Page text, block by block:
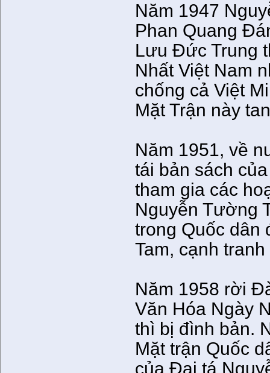
Năm 1947
Phan Quang
Lưu Đức Trung
Nhất Việt Nam
chống cả Việt
Mặt Trận này
Năm 1951, về
tái bản sách
tham gia các
Nguyễn Tường
trong Quốc dân
Tam, cạnh
Năm 1958 rời
Văn Hóa Ngày
thì bị đình bản.
Mặt trận Quốc
của Đại tá